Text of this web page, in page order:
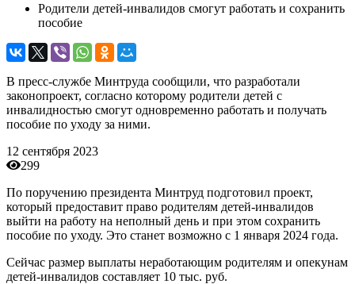
Родители детей-инвалидов смогут работать и сохранить
пособие
В пресс-службе Минтруда сообщили, что разработали
законопроект, согласно которому родители детей с
инвалидностью смогут одновременно работать и получать
пособие по уходу за ними.
12 сентября 2023
299
По поручению президента Минтруд подготовил проект,
который предоставит право родителям детей-инвалидов
выйти на работу на неполный день и при этом сохранить
пособие по уходу. Это станет возможно с 1 января 2024 года.
Сейчас размер выплаты неработающим родителям и опекунам
детей-инвалидов составляет 10 тыс. руб.